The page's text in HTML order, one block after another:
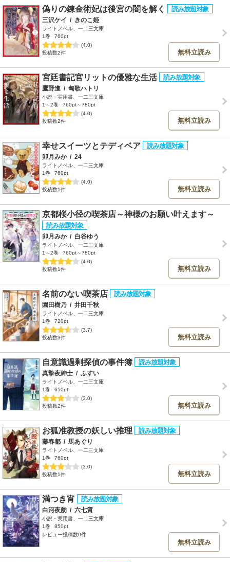
偽りの錬金術妃は後宮の闇を解く
三沢ケイ / きのこ姫
ライトノベル、一二三文庫
1巻
760pt
(4.0)
投稿数2件
無料立読み
宮廷書記官リットの優雅な生活
鷹野進 / 匈歌ハトリ
小説・実用書、一二三文庫
1～2巻
760pt～780pt
(4.0)
投稿数2件
無料立読み
幸せスイーツとテディベア
卯月みか / 24
ライトノベル、一二三文庫
1巻
760pt
(4.0)
投稿数1件
無料立読み
京都桜小径の喫茶店～神様のお願い叶えます～
卯月みか / 白谷ゆう
ライトノベル、一二三文庫
1～2巻
760pt～780pt
(4.0)
投稿数1件
無料立読み
名前のない喫茶店
園田樹乃 / 井田千秋
ライトノベル、一二三文庫
1巻
720pt
(3.7)
投稿数3件
無料立読み
自意識過剰探偵の事件簿
真摯夜紳士 / ふすい
ライトノベル、一二三文庫
1巻
650pt
(3.0)
投稿数2件
無料立読み
お狐准教授の妖しい推理
藤春都 / 馬あぐり
ライトノベル、一二三文庫
1巻
760pt
(3.0)
投稿数1件
無料立読み
満つき宵
白河夜舫 / 六七質
小説・実用書、一二三文庫
1巻
850pt
レビュー投稿数0件
無料立読み